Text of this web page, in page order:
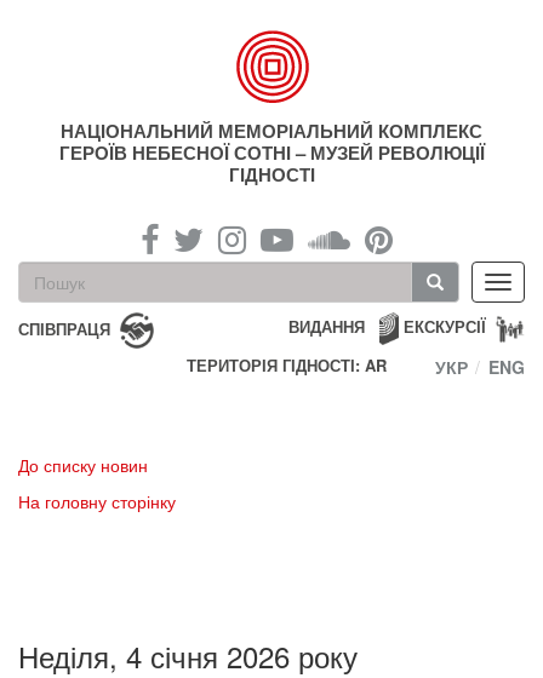
НАЦІОНАЛЬНИЙ МЕМОРІАЛЬНИЙ КОМПЛЕКС
ГЕРОЇВ НЕБЕСНОЇ СОТНІ – МУЗЕЙ РЕВОЛЮЦІЇ
ГІДНОСТІ
Пошукова
форма
Пошук
СПІВПРАЦЯ ЕКСКУРСІЇ
ВИДАННЯ
ТЕРИТОРІЯ ГІДНОСТІ: AR
УКР ENG
До списку новин
На головну сторінку
Неділя, 4 січня 2026 року